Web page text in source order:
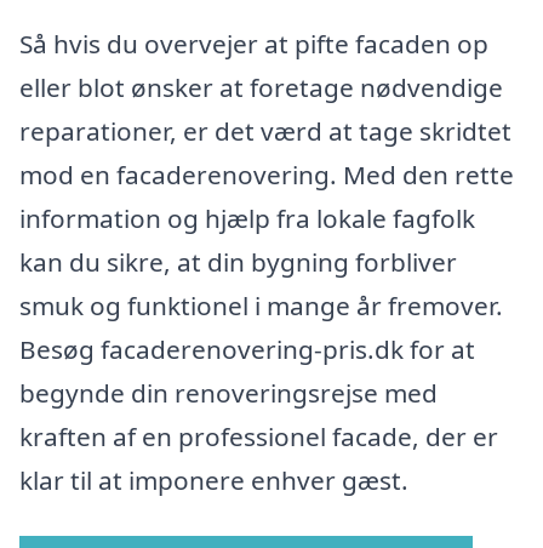
Så hvis du overvejer at pifte facaden op
eller blot ønsker at foretage nødvendige
reparationer, er det værd at tage skridtet
mod en facaderenovering. Med den rette
information og hjælp fra lokale fagfolk
kan du sikre, at din bygning forbliver
smuk og funktionel i mange år fremover.
Besøg facaderenovering-pris.dk for at
begynde din renoveringsrejse med
kraften af en professionel facade, der er
klar til at imponere enhver gæst.